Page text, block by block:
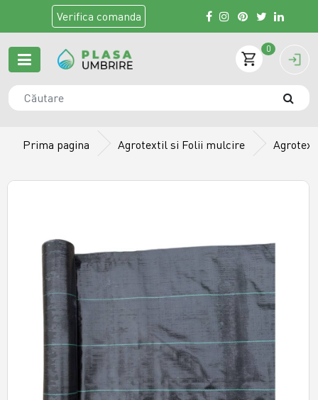
Verifica comanda
0
Prima pagina Agrotextil si Folii mulcire